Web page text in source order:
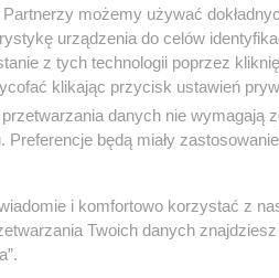
możemy używać
urządzenia do celów
z tych technologii poprzez
klikając przycisk ustawień
danych nie wymagają
będą miały
i komfortowo korzystać z
Twoich danych